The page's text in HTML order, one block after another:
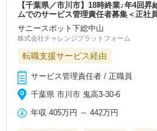
【千葉県／市川市】18時終業♪年4回
ムでのサービス管理責任者募集＜正社
サニースポット下総中山
株式会社チャレンジプラットフォーム
転職支援サービス経由
サービス管理責任者 / 正職員
千葉県 市川市 鬼高3‐30‐6
年収 405万円 ～442万円